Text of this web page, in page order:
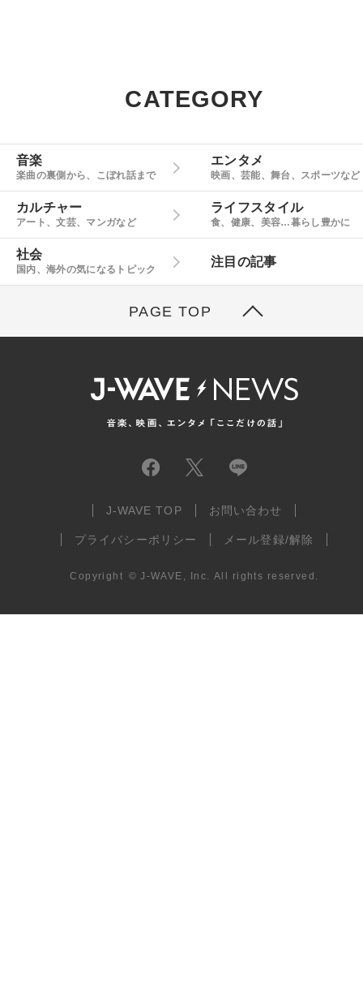
CATEGORY
音楽
楽曲の裏側から、こぼれ話まで
エンタメ
映画、芸能、舞台、スポーツなど
カルチャー
アート、文芸、マンガなど
ライフスタイル
食、健康、美容…暮らし豊かに
社会
国内、海外の気になるトピック
注目の記事
PAGE TOP
J-WAVE TOP お問い合わせ
プライバシーポリシー メール登録/解除
Copyright © J-WAVE, Inc. All rights reserved.